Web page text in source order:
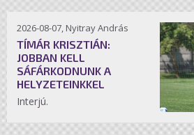
2026-08-07, Nyitray András
TÍMÁR KRISZTIÁN:
JOBBAN KELL
SÁFÁRKODNUNK A
HELYZETEINKKEL
Interjú.